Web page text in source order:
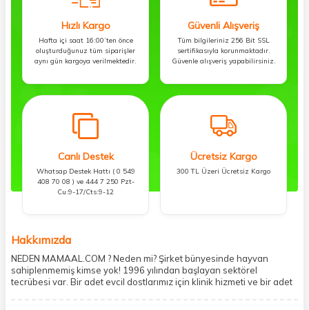
Hızlı Kargo
Hafta içi saat 16:00’ten önce
oluşturduğunuz tüm siparişler
aynı gün kargoya verilmektedir.
Güvenli Alışveriş
Tüm bilgileriniz 256 Bit SSL
sertifikasıyla korunmaktadır.
Güvenle alışveriş yapabilirsiniz.
Canlı Destek
Whatsap Destek Hattı ( 0 549
408 70 08 ) ve 444 7 250 Pzt-
Cu:9-17/Cts:9-12
Ücretsiz Kargo
300 TL Üzeri Ücretsiz Kargo
Hakkımızda
NEDEN MAMAAL.COM ? Neden mi? Şirket bünyesinde hayvan
sahiplenmemiş kimse yok! 1996 yılından başlayan sektörel
tecrübesi var. Bir adet evcil dostlarımız için klinik hizmeti ve bir adet